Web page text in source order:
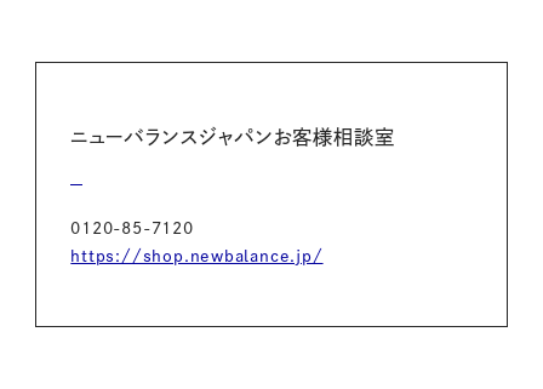
ニューバランスジャパンお客様相談室
0120-85-7120
https://shop.newbalance.jp/